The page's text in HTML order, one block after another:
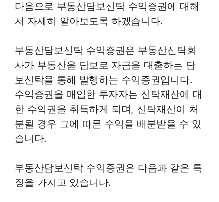
다음으로 부동산담보신탁 수익증권에 대해
서 자세히 알아보도록 하겠습니다.
부동산담보신탁 수익증권은 부동산신탁회
사가 부동산을 담보로 자금을 대출하는 담
보신탁을 통해 발행하는 수익증권입니다.
수익증권을 매입한 투자자는 신탁재산에 대
한 수익권을 취득하게 되며, 신탁재산이 처
분될 경우 그에 따른 수익을 배분받을 수 있
습니다.
부동산담보신탁 수익증권은 다음과 같은 특
징을 가지고 있습니다.